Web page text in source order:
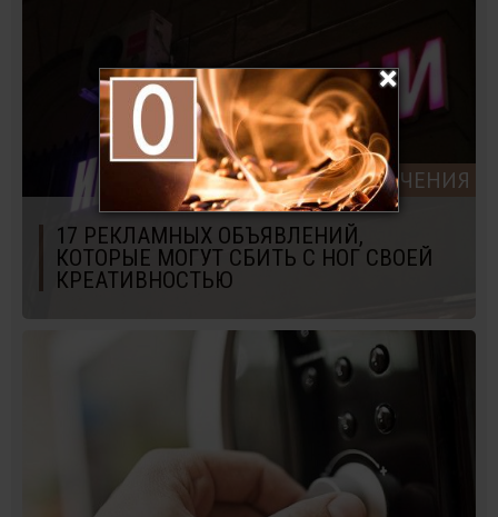
РАЗВЛЕЧЕНИЯ
17 РЕКЛАМНЫХ ОБЪЯВЛЕНИЙ,
КОТОРЫЕ МОГУТ СБИТЬ С НОГ СВОЕЙ
КРЕАТИВНОСТЬЮ